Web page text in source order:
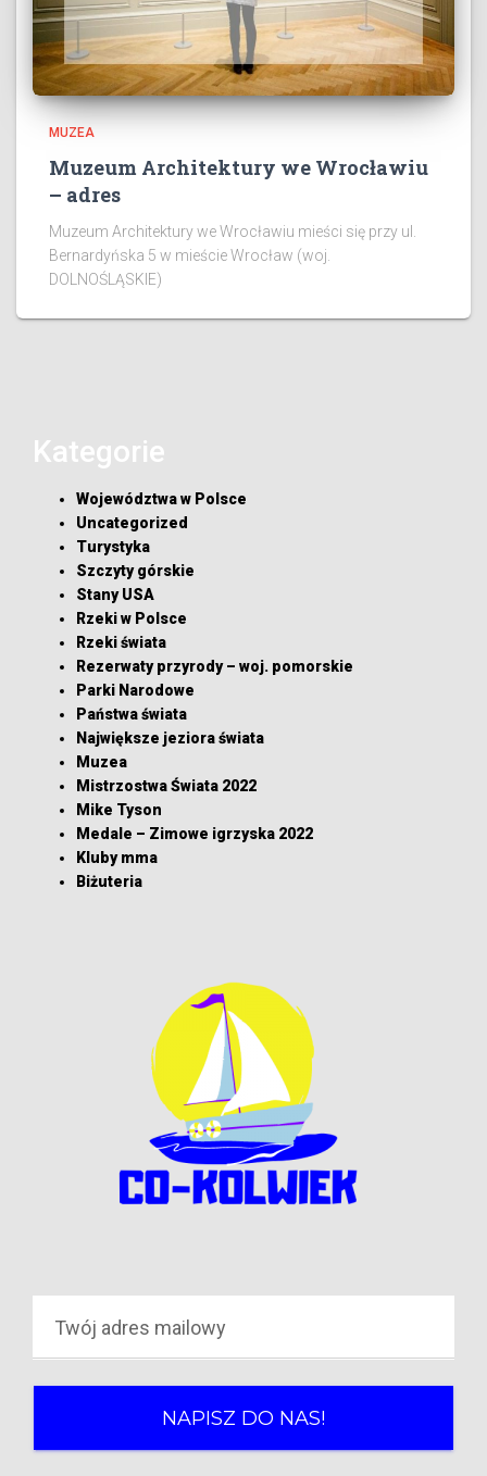
MUZEA
Muzeum Architektury we Wrocławiu
– adres
Muzeum Architektury we Wrocławiu mieści się przy ul.
Bernardyńska 5 w mieście Wrocław (woj.
DOLNOŚLĄSKIE)
Kategorie
Województwa w Polsce
Uncategorized
Turystyka
Szczyty górskie
Stany USA
Rzeki w Polsce
Rzeki świata
Rezerwaty przyrody – woj. pomorskie
Parki Narodowe
Państwa świata
Największe jeziora świata
Muzea
Mistrzostwa Świata 2022
Mike Tyson
Medale – Zimowe igrzyska 2022
Kluby mma
Biżuteria
NAPISZ DO NAS!